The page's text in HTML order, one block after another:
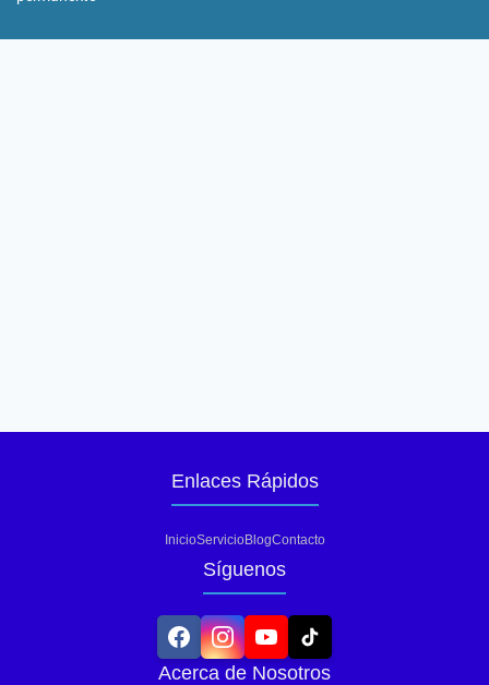
Enlaces Rápidos
InicioServicioBlogContacto
Síguenos
Acerca de Nosotros